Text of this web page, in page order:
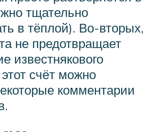
тщательно
в тёплой). Во-вторых,
не предотвращает
известнякового
счёт можно
комментарии